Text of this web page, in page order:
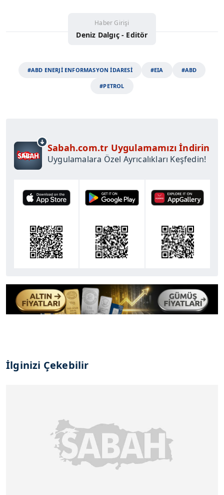
Haber Girişi
Deniz Dalgıç - Editör
#ABD ENERJİ ENFORMASYON İDARESİ #EIA #ABD
#PETROL
Sabah.com.tr Uygulamamızı İndirin
Uygulamalara Özel Ayrıcalıkları Keşfedin!
İlginizi Çekebilir